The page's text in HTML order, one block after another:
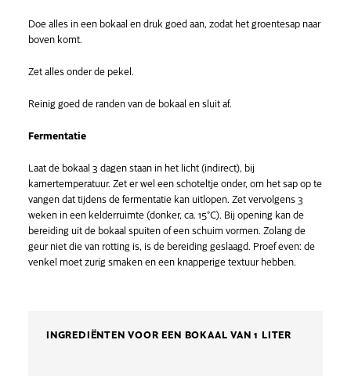
INGREDIËNTEN VOOR EEN BOKAAL VAN 1 LITER
Doe alles in een bokaal en druk goed aan, zodat het groentesap naar
boven komt.
Zet alles onder de pekel.
Reinig goed de randen van de bokaal en sluit af.
Fermentatie
Laat de bokaal 3 dagen staan in het licht (indirect), bij
kamertemperatuur. Zet er wel een schoteltje onder, om het sap op te
vangen dat tijdens de fermentatie kan uitlopen. Zet vervolgens 3
weken in een kelderruimte (donker, ca. 15°C). Bij opening kan de
bereiding uit de bokaal spuiten of een schuim vormen. Zolang de
geur niet die van rotting is, is de bereiding geslaagd. Proef even: de
venkel moet zurig smaken en een knapperige textuur hebben.